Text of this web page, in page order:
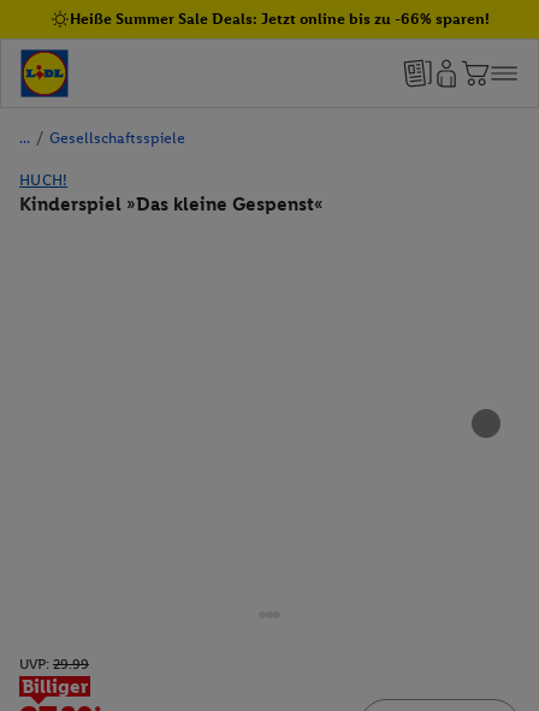
Heiße Summer Sale Deals: Jetzt online bis zu -66% sparen!
/ Gesellschaftsspiele
HUCH!
Kinderspiel »Das kleine Gespenst«
UVP: 29.99
Billiger